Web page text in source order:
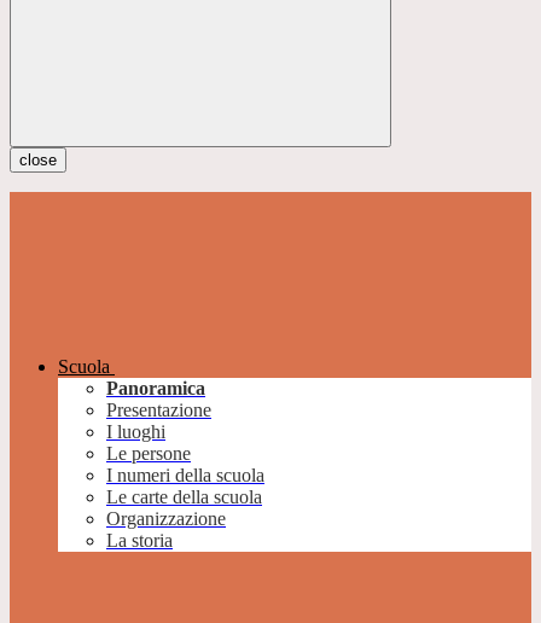
close
Scuola
Panoramica
Presentazione
I luoghi
Le persone
I numeri della scuola
Le carte della scuola
Organizzazione
La storia